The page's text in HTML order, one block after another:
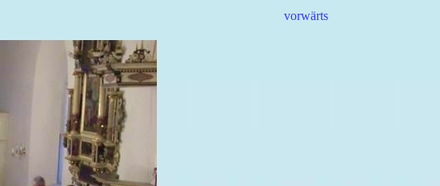
vorwärts